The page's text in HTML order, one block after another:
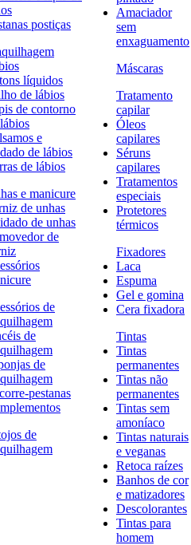
postiças
líquidos
de lábios
de contorno
e
de lábios
de lábios
e manicure
de unhas
de unhas
de
de
de
de
pestanas
de
Amaciador
sem
enxaguamento
Máscaras
Tratamento
capilar
Óleos
capilares
Séruns
capilares
Tratamentos
especiais
Protetores
térmicos
Fixadores
Laca
Espuma
Gel e gomina
Cera fixadora
Tintas
Tintas
permanentes
Tintas não
permanentes
Tintas sem
amoníaco
Tintas naturais
e veganas
Retoca raízes
Banhos de cor
e matizadores
Descolorantes
Tintas para
homem